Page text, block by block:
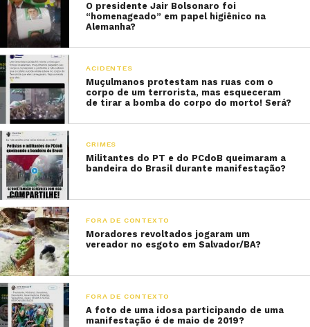
O presidente Jair Bolsonaro foi
“homenageado” em papel higiênico na
Alemanha?
ACIDENTES
Muçulmanos protestam nas ruas com o
corpo de um terrorista, mas esqueceram
de tirar a bomba do corpo do morto! Será?
CRIMES
Militantes do PT e do PCdoB queimaram a
bandeira do Brasil durante manifestação?
FORA DE CONTEXTO
Moradores revoltados jogaram um
vereador no esgoto em Salvador/BA?
FORA DE CONTEXTO
A foto de uma idosa participando de uma
manifestação é de maio de 2019?